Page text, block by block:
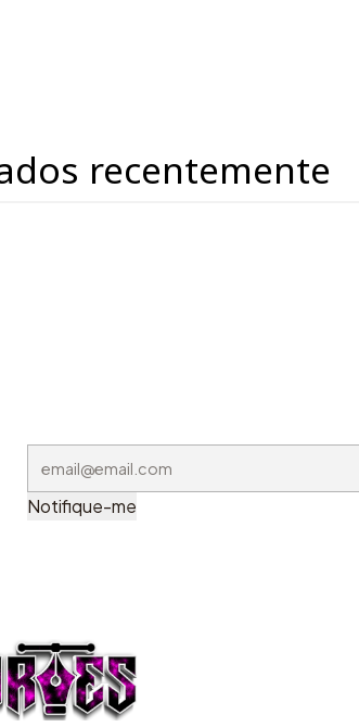
recentemente
Notifique-me